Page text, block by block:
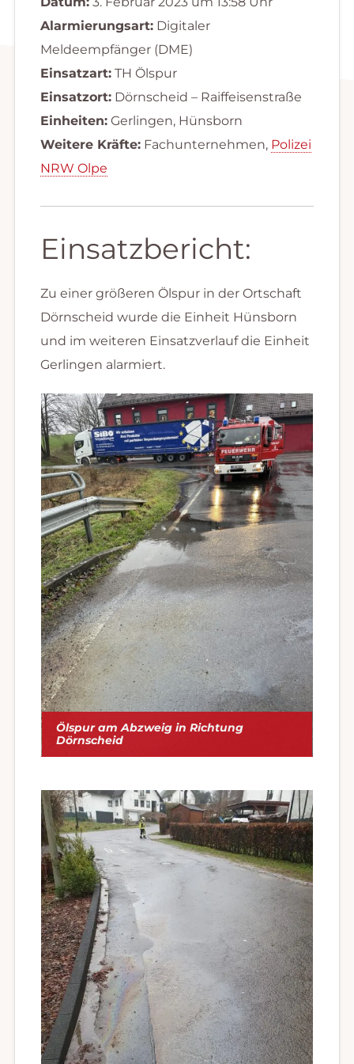
Alarmierungsart:Digitaler
Meldeempfänger (DME)
Einsatzart:TH Ölspur
Einsatzort:Dörnscheid – Raiffeisenstraße
Einheiten:Gerlingen, Hünsborn
Weitere Kräfte:Fachunternehmen, Polizei
NRW Olpe
Einsatzbericht:
Zu einer größeren Ölspur in der Ortschaft
Dörnscheid wurde die Einheit Hünsborn
und im weiteren Einsatzverlauf die Einheit
Gerlingen alarmiert.
Ölspur am Abzweig in Richtung
Dörnscheid